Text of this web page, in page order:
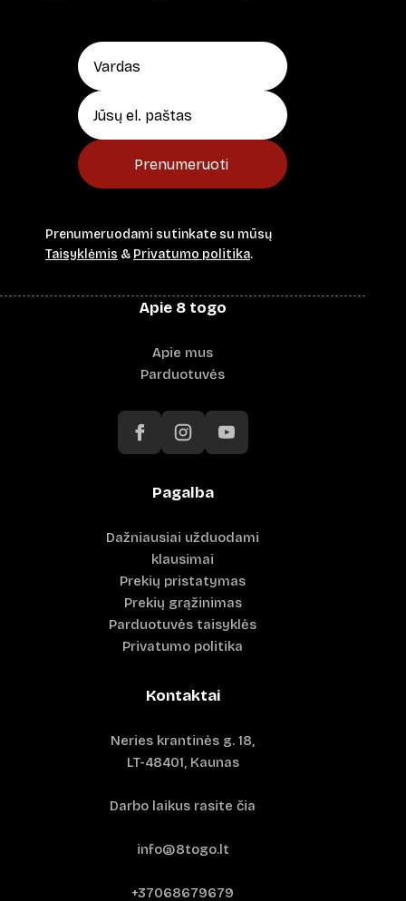
Prenumeruoti
Prenumeruodami sutinkate su mūsų
Taisyklėmis & Privatumo politika.
Apie 8 togo
Apie mus
Parduotuvės
Pagalba
Dažniausiai užduodami
klausimai
Prekių pristatymas
Prekių grąžinimas
Parduotuvės taisyklės
Privatumo politika
Kontaktai
Neries krantinės g. 18,
LT-48401, Kaunas
Darbo laikus rasite čia
info@8togo.lt
+37068679679